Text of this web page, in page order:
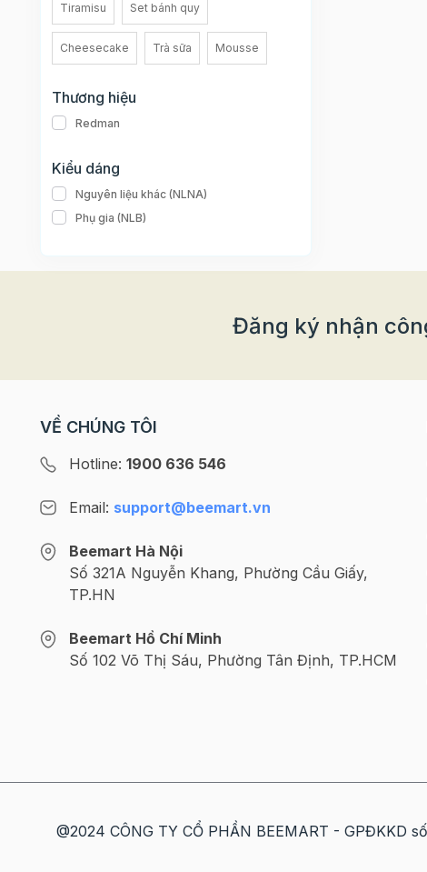
Tiramisu Set bánh quy
Cheesecake Trà sữa Mousse
Thương hiệu
Redman
Kiểu dáng
Nguyên liệu khác (NLNA)
Phụ gia (NLB)
Đăng ký nhận
VỀ CHÚNG TÔI
Hotline: 1900 636 546
Email: support@beemart.vn
Beemart Hà Nội
Số 321A Nguyễn Khang, Phường Cầu Giấy,
TP.HN
Beemart Hồ Chí Minh
Số 102 Võ Thị Sáu, Phường Tân Định, TP.HCM
@2024 CÔNG TY CỔ PHẦN BEEMART - GPĐKKD